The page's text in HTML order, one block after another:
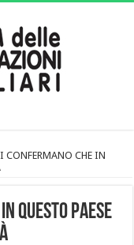
CONFERMANO CHE IN
QUESTO PAESE